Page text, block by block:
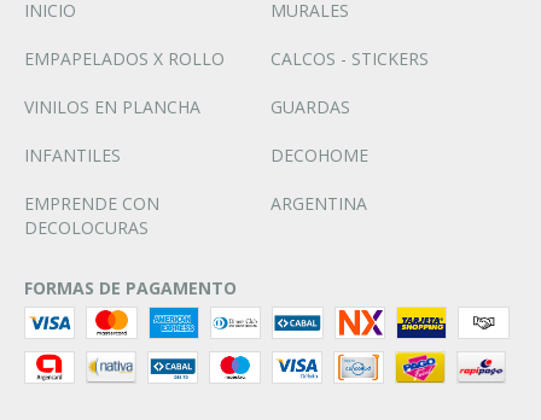
INICIO
MURALES
EMPAPELADOS X ROLLO CALCOS - STICKERS
VINILOS EN PLANCHA GUARDAS
INFANTILES DECOHOME
EMPRENDE CON
DECOLOCURAS
ARGENTINA
FORMAS DE PAGAMENTO